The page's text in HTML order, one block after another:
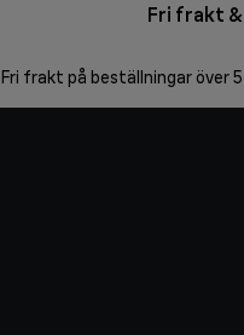
Fri frakt
Fri frakt på beställningar över